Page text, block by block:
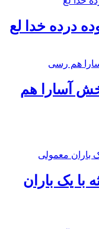
درده خدا لع
آسارا هم
با یک باران